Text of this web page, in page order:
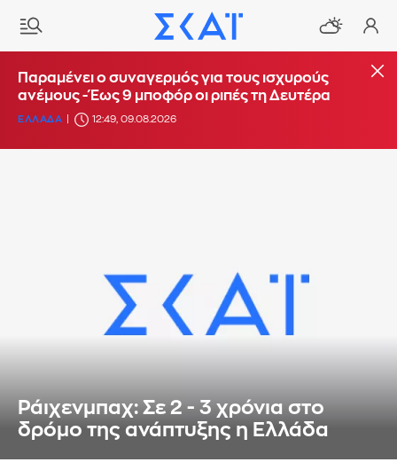
Παραμένει ο συναγερμός για τους ισχυρούς
ανέμους - Έως 9 μποφόρ οι ριπές τη Δευτέρα
ΕΛΛΑΔΑ 12:49, 09.08.2026
Ράιχενμπαχ: Σε 2 - 3 χρόνια στο
δρόμο της ανάπτυξης η Ελλάδα